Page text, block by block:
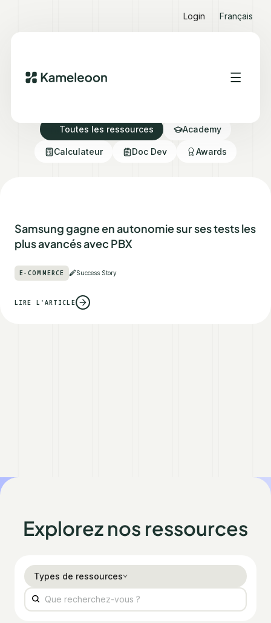
Login Français
Ressources Hub
Toutes les ressources Academy
Calculateur Doc Dev Awards
Samsung gagne en autonomie sur ses tests les
plus avancés avec PBX
E-COMMERCE Success Story
LIRE L'ARTICLE
Explorez nos ressources
Types de ressources